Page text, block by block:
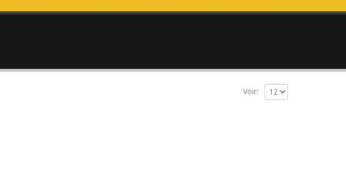
Voir: